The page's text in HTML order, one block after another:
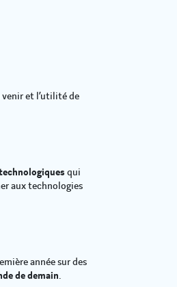
venir et l’utilité de
qui
aux technologies
année sur des
de demain.